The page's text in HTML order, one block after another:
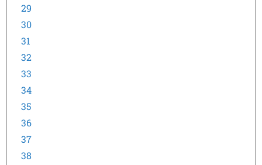
29
30
31
32
33
34
35
36
37
38